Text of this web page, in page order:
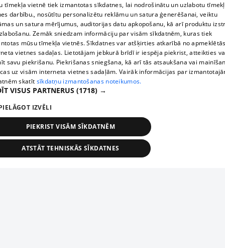
tīmekļa vietnē tiek izmantotas sīkdatnes, lai nodrošinātu un uzlabotu
darbību., nosūtītu personalizētu reklāmu un satura ģenerēšanai, veiktu
un satura mērījumus, auditorijas datu apkopošanu, kā arī produktu
Zemāk sniedzam informāciju par visām sīkdatnēm, kuras tiek
mūsu tīmekļa vietnēs. Sīkdatnes var atšķirties atkarībā no
vietnes sadaļas. Lietotājam jebkurā brīdī ir iespēja piekrist, atteikties
savu piekrišanu. Piekrišanas sniegšana, kā arī tās atsaukšana vai
uz visām interneta vietnes sadaļām. Vairāk informācijas par
skatīt sīkdatņu izmantošanas noteikumos.
VISUS PARTNERUS (1718) →
IZVĒLI
PIEKRIST VISĀM SĪKDATNĒM
ATSTĀT TEHNISKĀS SĪKDATNES